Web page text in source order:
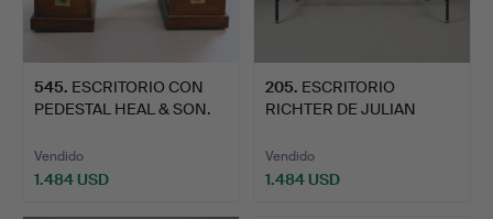
545. ESCRITORIO CON
PEDESTAL HEAL & SON.
Vendido
1.484 USD
205. ESCRITORIO
RICHTER DE JULIAN
Vendido
1.484 USD